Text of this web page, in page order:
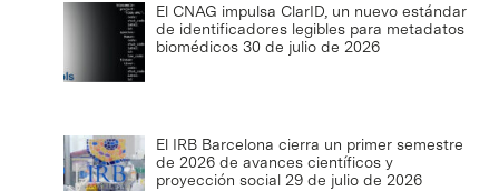
El CNAG impulsa ClarID, un nuevo estándar
de identificadores legibles para metadatos
biomédicos 30 de julio de 2026
El IRB Barcelona cierra un primer semestre
de 2026 de avances científicos y
proyección social 29 de julio de 2026